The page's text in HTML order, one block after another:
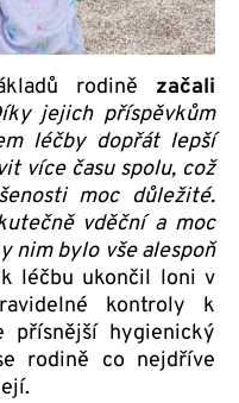
rodině začali
jejich příspěvkům
léčby dopřát lepší
více času spolu, což
moc důležité.
vděční a moc
nim bylo vše alespoň
léčbu ukončil loni v
kontroly k
přísnější hygienický
rodině co nejdříve